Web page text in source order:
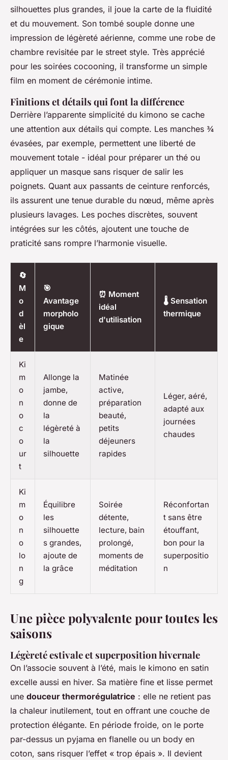
silhouettes plus grandes, il joue la carte de la fluidité
et du mouvement. Son tombé souple donne une
impression de légèreté aérienne, comme une robe de
chambre revisitée par le street style. Très apprécié
pour les soirées cocooning, il transforme un simple
film en moment de cérémonie intime.
Finitions et détails qui font la différence
Derrière l’apparente simplicité du kimono se cache
une attention aux détails qui compte. Les manches ¾
évasées, par exemple, permettent une liberté de
mouvement totale - idéal pour préparer un thé ou
appliquer un masque sans risquer de salir les
poignets. Quant aux passants de ceinture renforcés,
ils assurent une tenue durable du nœud, même après
plusieurs lavages. Les poches discrètes, souvent
intégrées sur les côtés, ajoutent une touche de
praticité sans rompre l’harmonie visuelle.
🔄
M
o
d
èl
e
🎯
Avantage
morpholo
gique
⏰ Moment
idéal
d'utilisation
🌡️ Sensation
thermique
Ki
m
o
n
o
c
o
ur
t
Allonge la
jambe,
donne de
la
légèreté à
la
silhouette
Matinée
active,
préparation
beauté,
petits
déjeuners
rapides
Léger, aéré,
adapté aux
journées
chaudes
Ki
m
o
n
o
lo
n
g
Équilibre
les
silhouette
s grandes,
ajoute de
la grâce
Soirée
détente,
lecture, bain
prolongé,
moments de
méditation
Réconfortan
t sans être
étouffant,
bon pour la
superpositio
n
Une pièce polyvalente pour toutes les
saisons
Légèreté estivale et superposition hivernale
On l’associe souvent à l’été, mais le kimono en satin
excelle aussi en hiver. Sa matière fine et lisse permet
une douceur thermorégulatrice : elle ne retient pas
la chaleur inutilement, tout en offrant une couche de
protection élégante. En période froide, on le porte
par-dessus un pyjama en flanelle ou un body en
coton, sans risquer l’effet « trop épais ». Il devient